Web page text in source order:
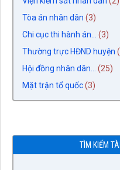
Tòa án nhân dân (3)
Chi cục thi hành án...
(3)
Thường trực HĐND huyện
Hội đồng nhân dân...
(25)
Mặt trận tổ quốc(3)
TÌM KIẾM